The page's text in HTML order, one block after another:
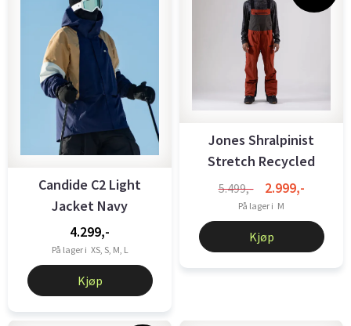
Candide C2 Light
Jacket Navy
4.299,-
På lager i XS, S, M, L
Kjøp
Jones Shralpinist
Stretch Recycled
Men's Bibs
5.499,- 2.999,-
På lager i M
Kjøp